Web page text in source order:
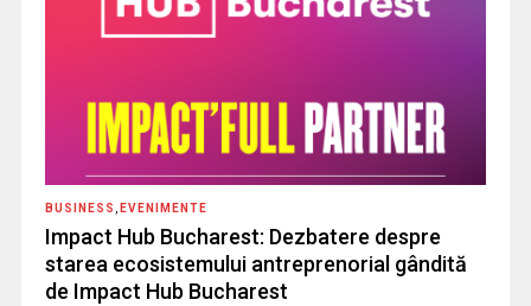
BUSINESS EVENIMENTE
Impact Hub Bucharest: Dezbatere despre
starea ecosistemului antreprenorial gândită
de Impact Hub Bucharest